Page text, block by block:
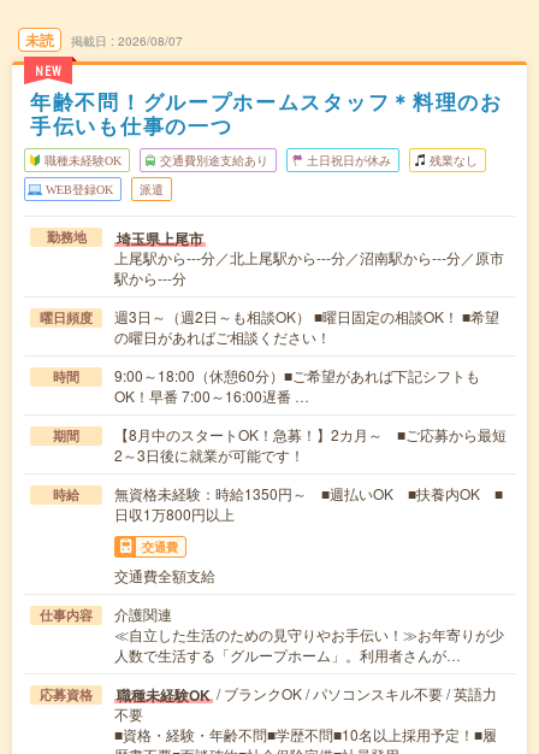
未読
NEW
掲載日 2026/08/07
年齢不問！グループホームスタッフ＊料理のお
手伝いも仕事の一つ
職種未経験OK 交通費別途支給あり 土日祝日が休み 残業なし
WEB登録OK 派遣
勤務地 埼玉県上尾市
上尾駅から---分／北上尾駅から---分／沼南駅から---分／原市
駅から---分
曜日頻度
週3日～（週2日～も相談OK） ■曜日固定の相談OK！ ■希望
の曜日があればご相談ください！
時間
9:00～18:00（休憩60分）■ご希望があれば下記シフトも
OK！早番 7:00～16:00遅番 …
期間
【8月中のスタートOK！急募！】2カ月～ ■ご応募から最短
2～3日後に就業が可能です！
時給
無資格未経験：時給1350円～ ■週払いOK ■扶養内OK ■
日収1万800円以上
交通費
交通費全額支給
仕事内容
介護関連
≪自立した生活のための見守りやお手伝い！≫お年寄りが少
人数で生活する「グループホーム」。利用者さんが…
応募資格 職種未経験OK / ブランクOK / パソコンスキル不要 / 英語力
不要
■資格・経験・年齢不問■学歴不問■10名以上採用予定！■履